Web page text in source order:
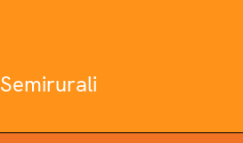
Semirurali